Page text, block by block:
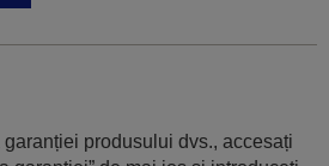
produsului dvs., accesați